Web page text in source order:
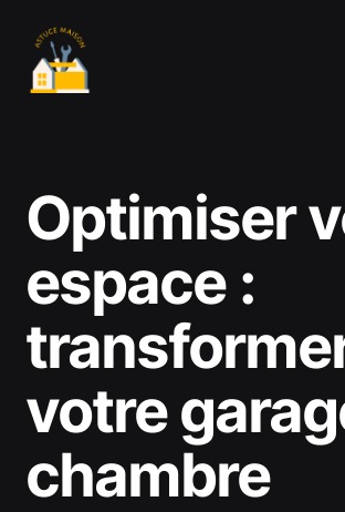
contenu
Optimiser
espace :
votre
chambre